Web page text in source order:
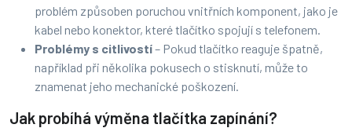
problém způsoben poruchou vnitřních komponent, jako je
kabel nebo konektor, které tlačítko spojují s telefonem.
Problémy s citlivostí– Pokud tlačítko reaguje špatně,
například při několika pokusech o stisknutí, může to
znamenat jeho mechanické poškození.
Jak probíhá výměna tlačítka zapínání?